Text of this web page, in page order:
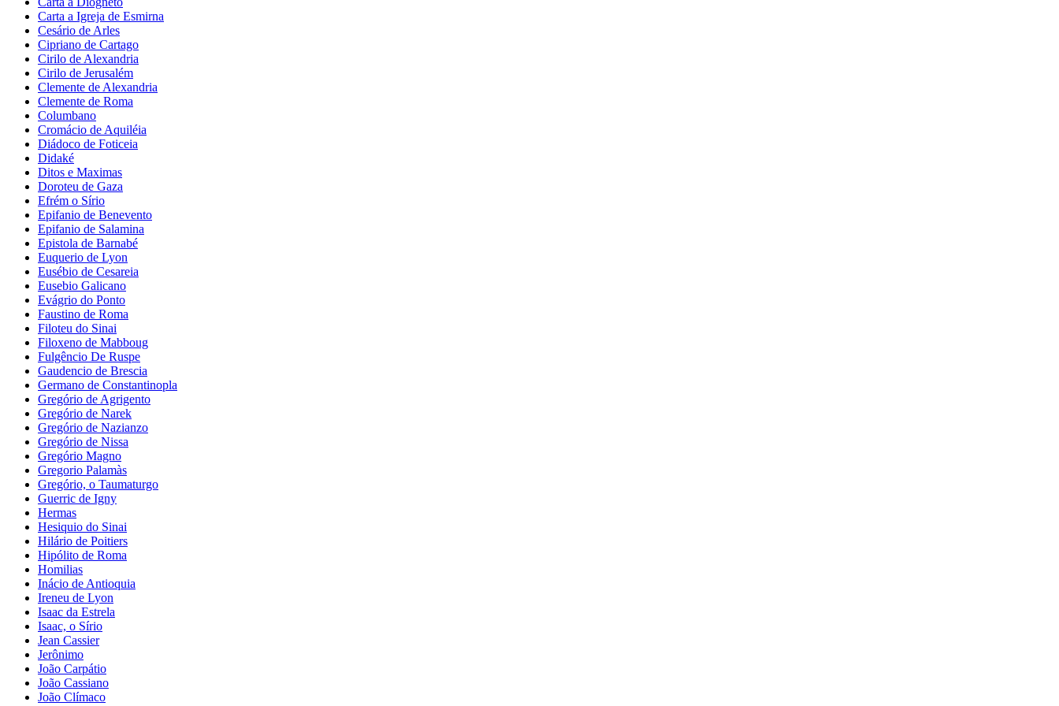
Carta a Igreja de Esmirna
Cesário de Arles
Cipriano de Cartago
Cirilo de Alexandria
Cirilo de Jerusalém
Clemente de Alexandria
Clemente de Roma
Columbano
Cromácio de Aquiléia
Diádoco de Foticeia
Didaké
Ditos e Maximas
Doroteu de Gaza
Efrém o Sírio
Epifanio de Benevento
Epifanio de Salamina
Epistola de Barnabé
Euquerio de Lyon
Eusébio de Cesareia
Eusebio Galicano
Evágrio do Ponto
Faustino de Roma
Filoteu do Sinai
Filoxeno de Mabboug
Fulgêncio De Ruspe
Gaudencio de Brescia
Germano de Constantinopla
Gregório de Agrigento
Gregório de Narek
Gregório de Nazianzo
Gregório de Nissa
Gregório Magno
Gregorio Palamàs
Gregório, o Taumaturgo
Guerric de Igny
Hermas
Hesiquio do Sinai
Hilário de Poitiers
Hipólito de Roma
Homilias
Inácio de Antioquia
Ireneu de Lyon
Isaac da Estrela
Isaac, o Sírio
Jean Cassier
Jerônimo
João Carpátio
João Cassiano
João Clímaco